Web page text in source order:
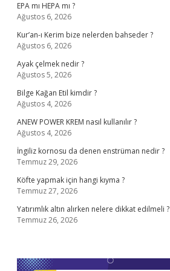
EPA mı HEPA mı ?
Ağustos 6, 2026
Kur’an-ı Kerim bize nelerden bahseder ?
Ağustos 6, 2026
Ayak çelmek nedir ?
Ağustos 5, 2026
Bilge Kağan Etil kimdir ?
Ağustos 4, 2026
ANEW POWER KREM nasıl kullanılır ?
Ağustos 4, 2026
İngiliz kornosu da denen enstrüman nedir ?
Temmuz 29, 2026
Köfte yapmak için hangi kıyma ?
Temmuz 27, 2026
Yatırımlık altın alırken nelere dikkat edilmeli ?
Temmuz 26, 2026